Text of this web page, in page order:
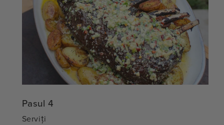
Pasul 4
Serviți